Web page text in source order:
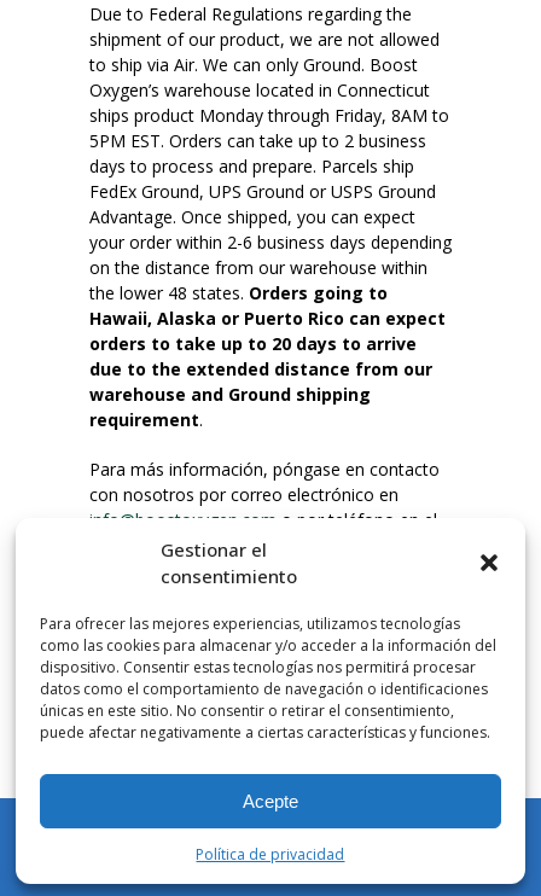
Gestionar el
consentimiento
Para ofrecer las mejores experiencias, utilizamos tecnologías
como las cookies para almacenar y/o acceder a la información del
dispositivo. Consentir estas tecnologías nos permitirá procesar
datos como el comportamiento de navegación o identificaciones
únicas en este sitio. No consentir o retirar el consentimiento,
puede afectar negativamente a ciertas características y funciones.
Acepte
Política de privacidad
Due to Federal Regulations regarding the
shipment of our product, we are not allowed
to ship via Air. We can only Ground. Boost
Oxygen’s warehouse located in Connecticut
ships product Monday through Friday, 8AM to
5PM EST. Orders can take up to 2 business
days to process and prepare. Parcels ship
FedEx Ground, UPS Ground or USPS Ground
Advantage. Once shipped, you can expect
your order within 2-6 business days depending
on the distance from our warehouse within
the lower 48 states. Orders going to
Hawaii, Alaska or Puerto Rico can expect
orders to take up to 20 days to arrive
due to the extended distance from our
warehouse and Ground shipping
requirement.
Para más información, póngase en contacto
con nosotros por correo electrónico en
info@boostoxygen.com o por teléfono en el
203.331.8100.
INSTRUCCIONES DE USO
Colocar hasta la boca, presionar firmemente
el botón e inhalar. Coloque la mascarilla
debajo de la nariz y sobre la boca. Presione el
gatillo hacia abajo para activar el flujo. Inspire
por la boca.
NÚMERO DE INHALACIONES
Los botes de bolsillo Boost Oxygen contienen
más de 3 litros de oxígeno respirable de
Aviator. Esto equivale a aproximadamente 60